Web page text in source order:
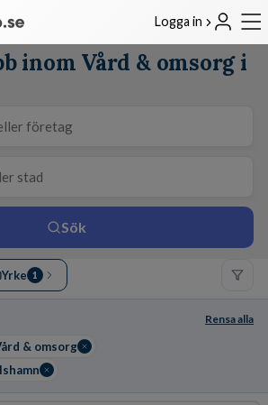
Logga in
inom Vård & omsorg i
Sök
Yrke 1
Rensa alla
& omsorg